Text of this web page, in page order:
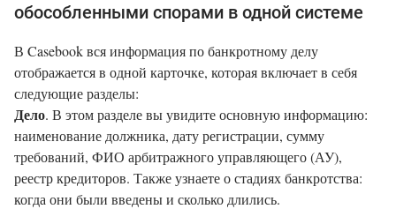
обособленными спорами в одной системе
В Casebook вся информация по банкротному делу
отображается в одной карточке, которая включает в себя
следующие разделы:
Дело. В этом разделе вы увидите основную информацию:
наименование должника, дату регистрации, сумму
требований, ФИО арбитражного управляющего (АУ),
реестр кредиторов. Также узнаете о стадиях банкротства:
когда они были введены и сколько длились.